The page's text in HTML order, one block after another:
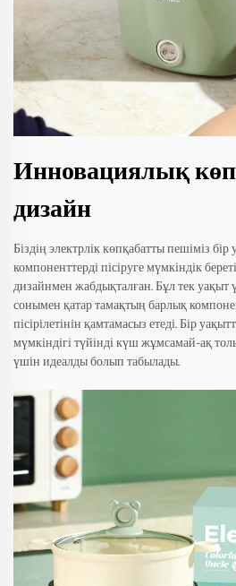
Инновациялық
дизайн
Біздің электрлік көпқабатты пешіміз
компоненттерді пісіруге мүмкіндік
дизайнмен жабдықталған. Бұл тек уақыт
сонымен қатар тамақтың барлық
пісірілетінін қамтамасыз етеді. Бір
мүмкіндігі түйінді күш жұмсамай-ақ
үшін идеалды болып табылады.